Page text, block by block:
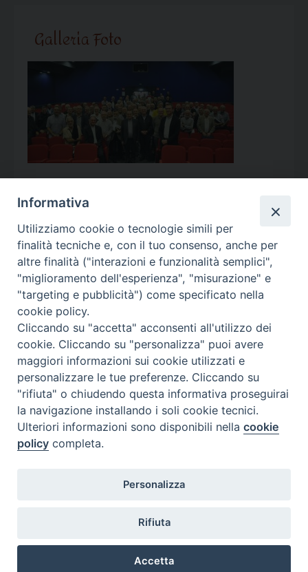
Galleria Foto
Calendario Appuntamenti
<< Ago 2026 >>
l m m g v s
d
27
28
3
4 5 6 7 8
9
10
11 12 13 14 15
17
18 19 21
24 25 26 27 28 29 30
31 1
diaconato@seminario.milano.it
Informativa
Utilizziamo cookie o tecnologie simili per
finalità tecniche e, con il tuo consenso, anche per
altre finalità ("interazioni e funzionalità semplici",
"miglioramento dell'esperienza", "misurazione" e
"targeting e pubblicità") come specificato nella
cookie policy.
Cliccando su "accetta" acconsenti all'utilizzo dei
cookie. Cliccando su "personalizza" puoi avere
maggiori informazioni sui cookie utilizzati e
personalizzare le tue preferenze. Cliccando su
"rifiuta" o chiudendo questa informativa proseguirai
la navigazione installando i soli cookie tecnici.
Ulteriori informazioni sono disponibili nellacookie
policy completa.
Personalizza
Rifiuta
Accetta